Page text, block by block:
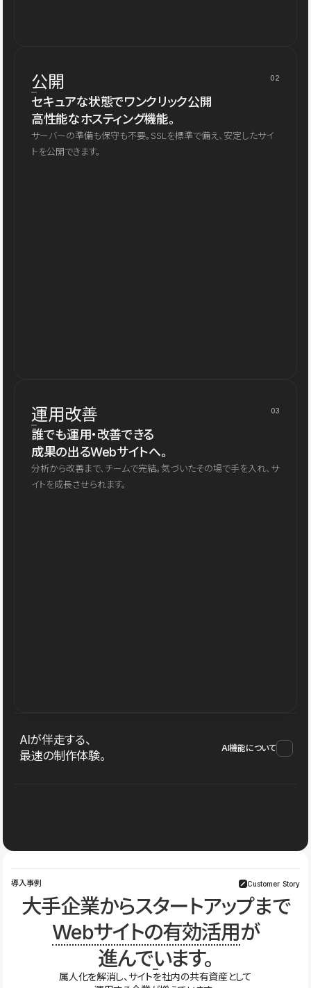
公開 02
セキュアな状態でワンクリック公開
高性能なホスティング機能。
サーバーの準備も保守も不要。SSLを標準で備え、安定したサイ
トを公開できます。
運用改善 03
誰でも運用・改善できる
成果の出るWebサイトへ。
分析から改善まで、チームで完結。気づいたその場で手を入れ、サ
イトを成長させられます。
AIが伴走する、
最速の制作体験。
AI機能について
導入事例 Customer Story
大手企業からスタートアップまで
Webサイトの有効活用が
進んでいます。
属人化を解消し、サイトを社内の共有資産として